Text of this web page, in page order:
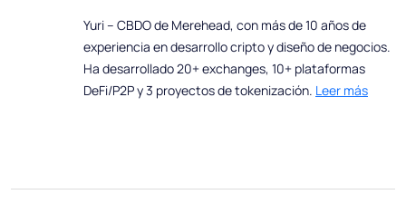
Yuri – CBDO de Merehead, con más de 10 años de
experiencia en desarrollo cripto y diseño de negocios.
Ha desarrollado 20+ exchanges, 10+ plataformas
DeFi/P2P y 3 proyectos de tokenización. Leer más